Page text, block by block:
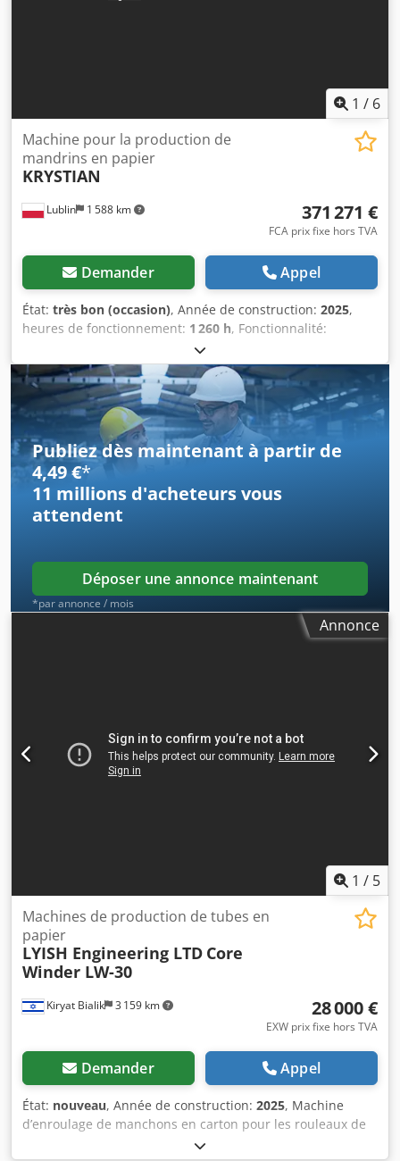
1 / 6
Lublin 1 588 km
Machine pour la production de
mandrins en papier
KRYSTIAN
371 271 €
FCA prix fixe hors TVA
Demander Appel
État: très bon (occasion), Année de construction: 2025,
heures de fonctionnement: 1 260 h, Fonctionnalité:
, numéro de machine/véhicule:
548, diamètre intérieur:38 mm, longueur de coupe (max.):
4 000 mm, La machine à tuber est destinée à la production
de tubes en papier à 25 couches, avec un diamètre
intérieur de Ø 38 à Ø 250 millimètres. Garantie de 3 ans.
Djdpfxsyvgcvs Am Ajck
Publiez dès maintenant à partir de
4,49 €*
11 millions d'acheteursvous
attendent
Déposer une annonce maintenant
*par annonce / mois
Annonce
1 / 5
Kiryat Bialik 3 159 km
Machines de production de tubes en
papier
LYISH Engineering LTD Core
Winder LW-30
28 000 €
EXW prix fixe hors TVA
Demander Appel
État: nouveau, Année de construction: 2025, Machine
d’enroulage de manchons en carton pour les rouleaux de
papier toilette Spécifications • Largeur du ruban de